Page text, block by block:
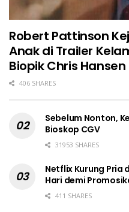
Robert Pattinson
Anak di Trailer
Biopik Chris
406 SHARES
Sebelum Nonton,
Bioskop CGV
31953 SHARES
Netflix Kurung Pria
Hari demi
411 SHARES